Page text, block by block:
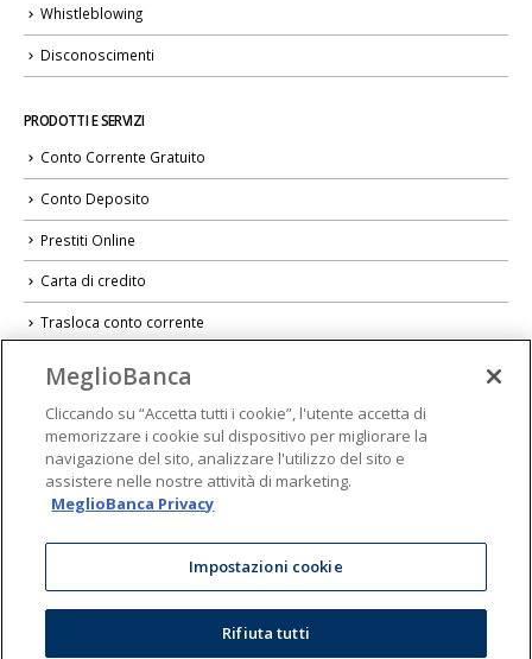
Whistleblowing
Disconoscimenti
PRODOTTI E SERVIZI
Conto Corrente Gratuito
Conto Deposito
Prestiti Online
Carta di credito
Trasloca conto corrente
Sicurezza
Educazione Finanziaria
MeglioBanca
Cliccando su “Accetta tutti i cookie”, l'utente accetta di
memorizzare i cookie sul dispositivo per migliorare la
navigazione del sito, analizzare l'utilizzo del sito e
assistere nelle nostre attività di marketing.
MeglioBanca Privacy
Impostazioni cookie
Rifiuta tutti